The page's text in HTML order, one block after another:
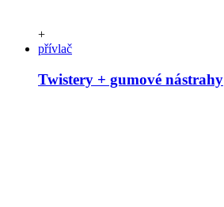
+
přívlač
Twistery + gumové nástrahy